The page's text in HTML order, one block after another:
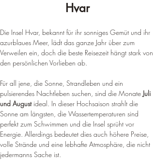
Hvar
Die Insel Hvar, bekannt für ihr sonniges Gemüt und ihr
azurblaues Meer, lädt das ganze Jahr über zum
Verweilen ein, doch die beste Reisezeit hängt stark von
den persönlichen Vorlieben ab.
Für all jene, die Sonne, Strandleben und ein
pulsierendes Nachtleben suchen, sind die Monate Juli
und August ideal. In dieser Hochsaison strahlt die
Sonne am längsten, die Wassertemperaturen sind
perfekt zum Schwimmen und die Insel sprüht vor
Energie. Allerdings bedeutet dies auch höhere Preise,
volle Strände und eine lebhafte Atmosphäre, die nicht
jedermanns Sache ist.